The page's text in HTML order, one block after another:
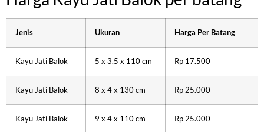
Jenis Ukuran Harga Per Batang
Kayu Jati Balok 5 x 3.5 x 110 cm Rp 17.500
Kayu Jati Balok 8 x 4 x 130 cm Rp 25.000
Kayu Jati Balok 9 x 4 x 110 cm Rp 25.000